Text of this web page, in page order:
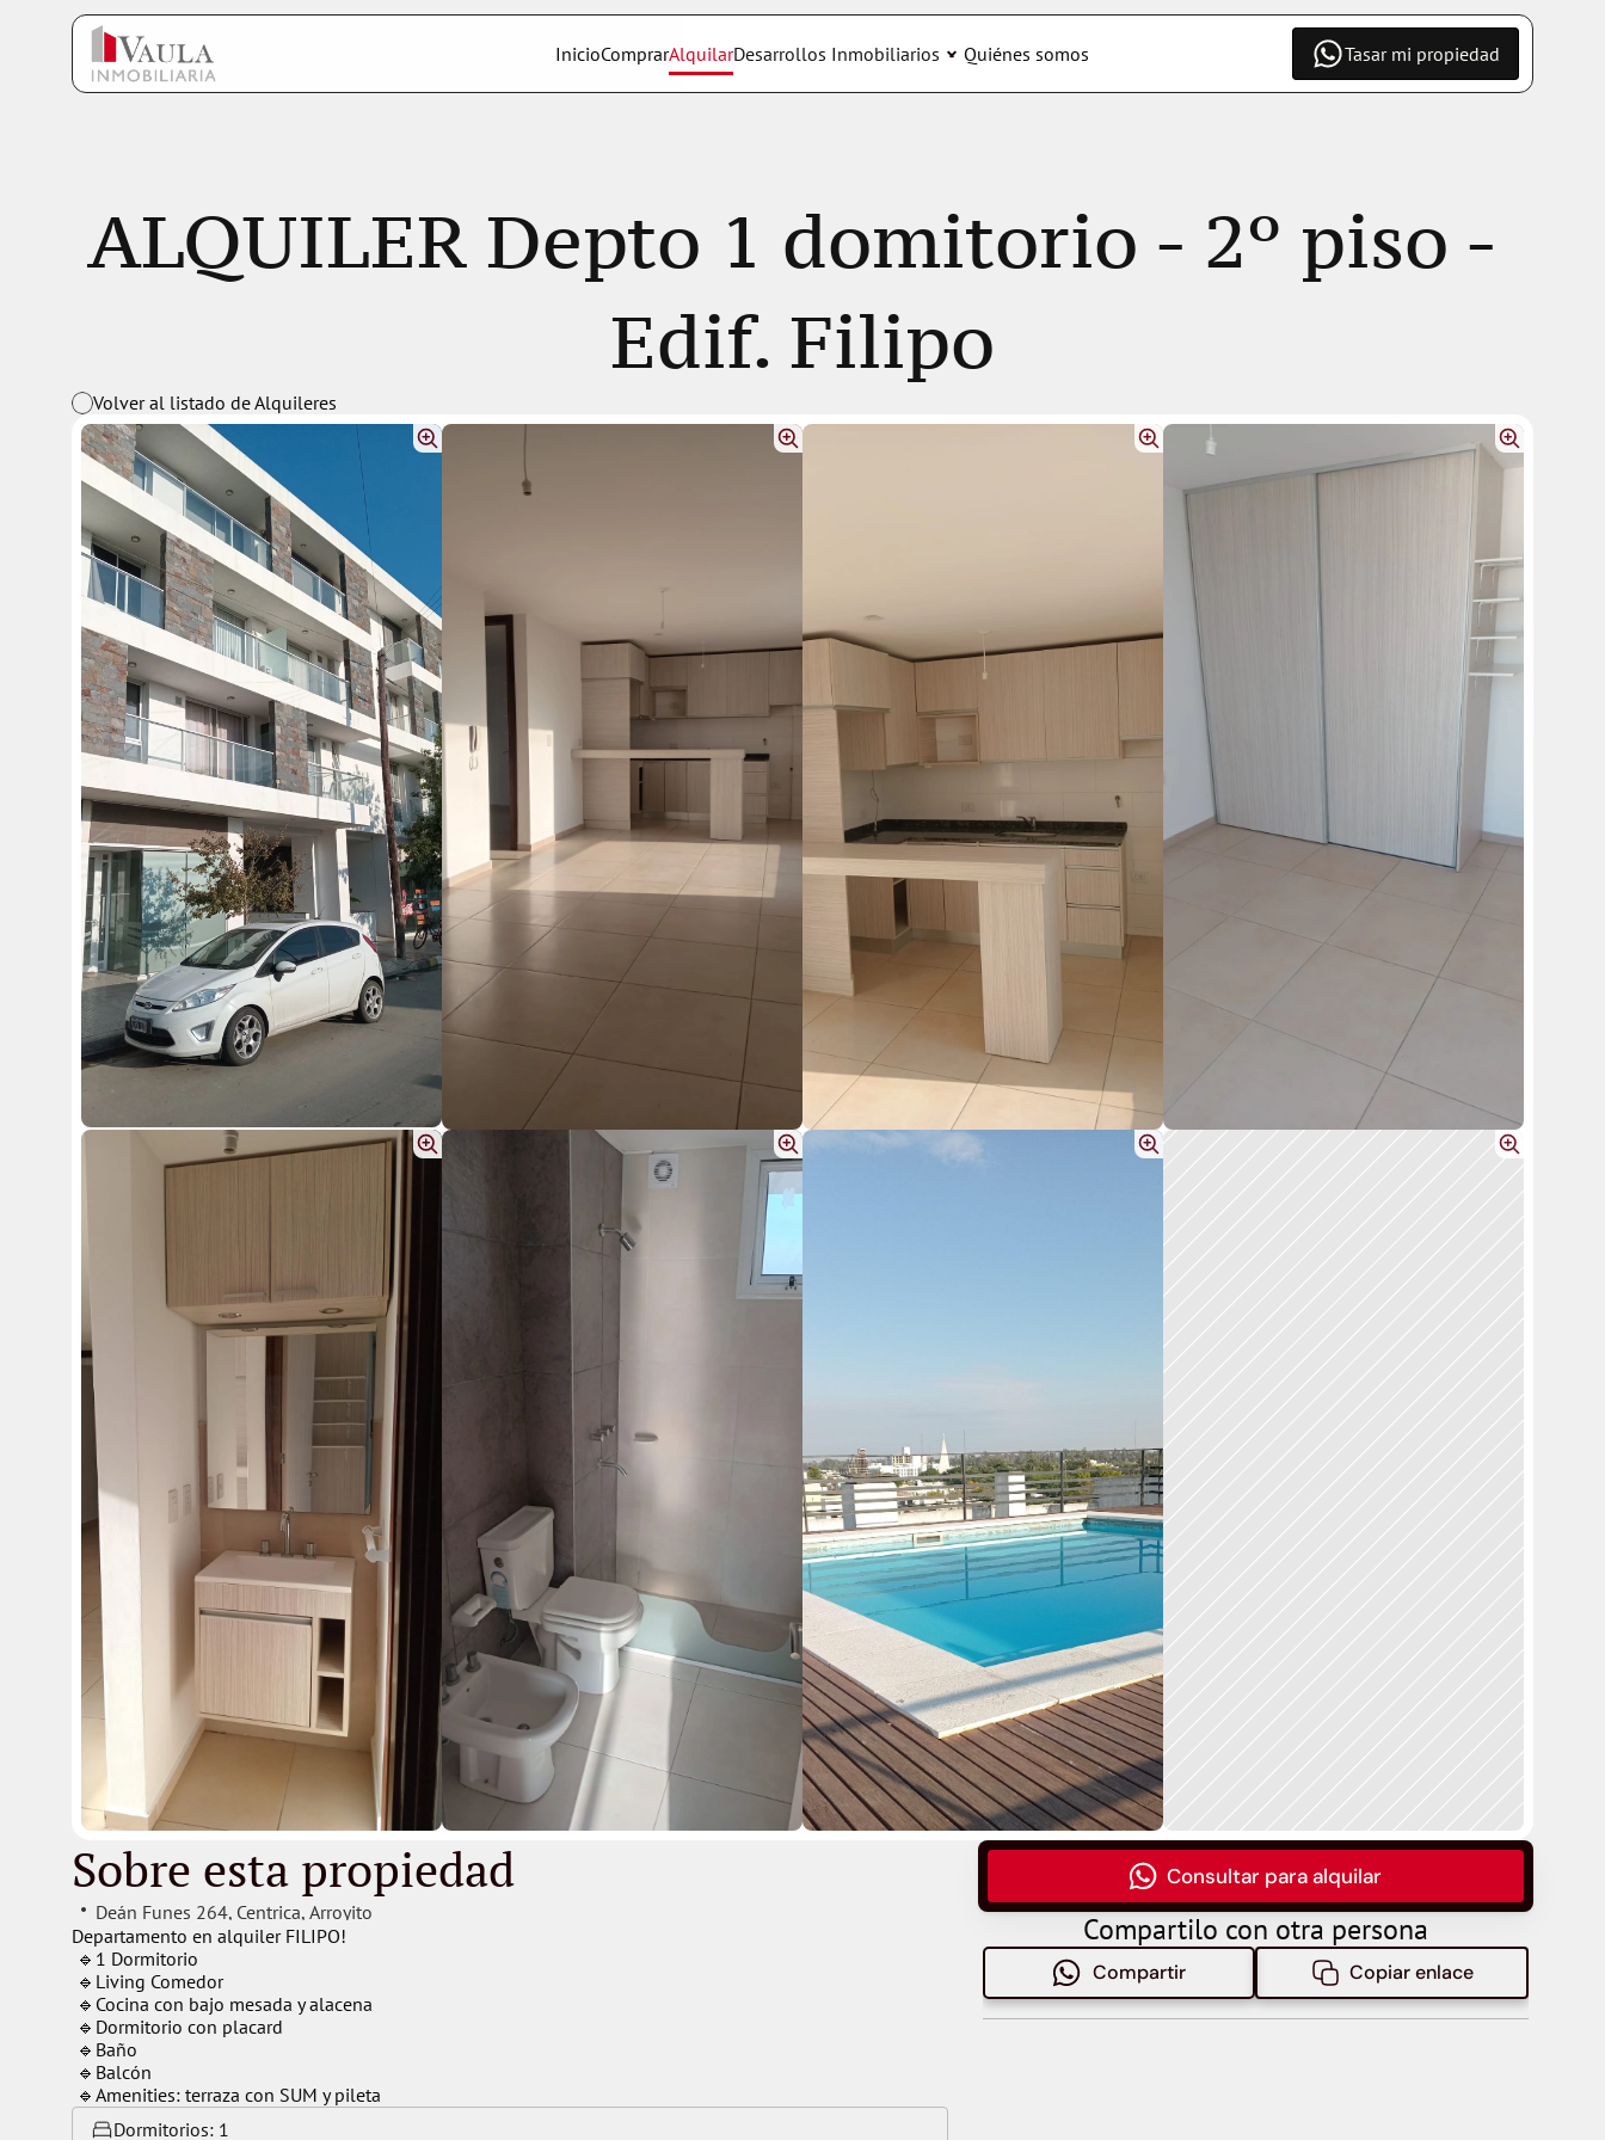
InicioComprarAlquilarDesarrollos Inmobiliarios Quiénes somos Tasar mi propiedad
ALQUILER Depto 1 domitorio - 2º piso -
Edif. Filipo
Volver al listado de Alquileres
Sobre esta propiedad
Deán Funes 264, Centrica, Arroyito
Departamento en alquiler FILIPO!
🔹1 Dormitorio
🔹Living Comedor
🔹Cocina con bajo mesada y alacena
🔹Dormitorio con placard
🔹Baño
🔹Balcón
🔹Amenities: terraza con SUM y pileta
Dormitorios: 1
Consultar para alquilar
Compartilo con otra persona
Compartir Copiar enlace